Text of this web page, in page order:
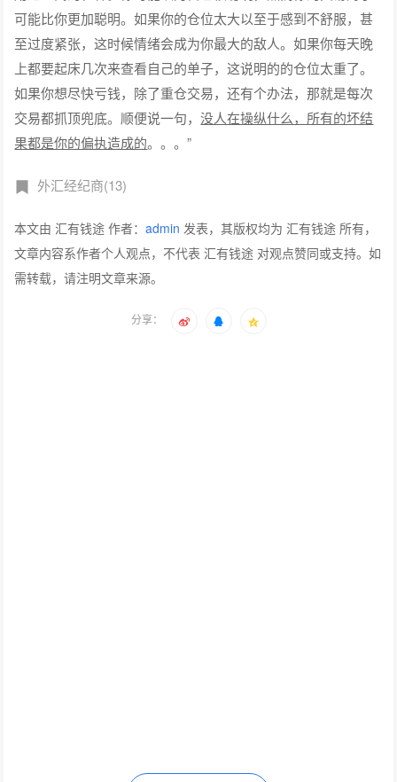
可能比你更加聪明。如果你的仓位太大以至于感到不舒服，甚
至过度紧张，这时候情绪会成为你最大的敌人。如果你每天晚
上都要起床几次来查看自己的单子，这说明的的仓位太重了。
如果你想尽快亏钱，除了重仓交易，还有个办法，那就是每次
交易都抓顶兜底。顺便说一句，没人在操纵什么，所有的坏结
果都是你的偏执造成的。。。”
外汇经纪商(13)
本文由 汇有钱途 作者：admin 发表，其版权均为 汇有钱途 所有，
文章内容系作者个人观点，不代表 汇有钱途 对观点赞同或支持。如
需转载，请注明文章来源。
分享：